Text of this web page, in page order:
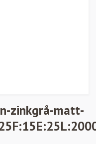
zinkgrå-matt-